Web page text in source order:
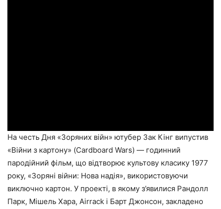
На честь Дня «Зоряних війн» ютубер Зак Кінг випустив
«Війни з картону» (Cardboard Wars) — годинний
пародійний фільм, що відтворює культову класику 1977
року, «Зоряні війни: Нова надія», використовуючи
виключно картон. У проекті, в якому з’явилися Рандолл
Парк, Мішель Хара, Airrack і Барт Джонсон, закладено